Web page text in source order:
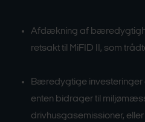
Afdækning af
retsakt til MiFID II, som
Bæredygtige investeringer
enten bidrager til
drivhusgasemissioner,